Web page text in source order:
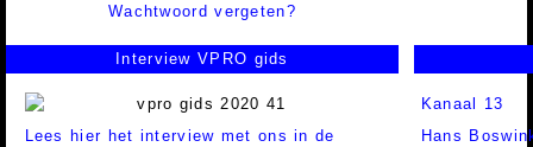
Wachtwoord vergeten?
Interview VPRO gids
Lees hier het interview met ons in de
Kanaal 13
Hans